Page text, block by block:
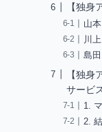
【独身
山
川
島
【独身
サービ
1.
2.